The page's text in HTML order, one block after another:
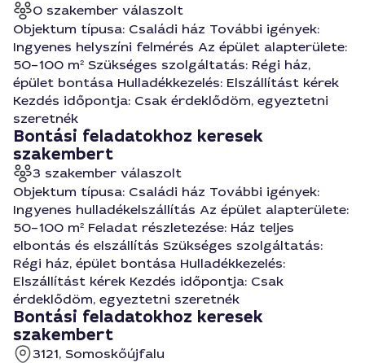
0 szakember válaszolt
Objektum típusa: Családi ház További igények:
Ingyenes helyszíni felmérés Az épület alapterülete:
50–100 m² Szükséges szolgáltatás: Régi ház,
épület bontása Hulladékkezelés: Elszállítást kérek
Kezdés időpontja: Csak érdeklődöm, egyeztetni
szeretnék
Bontási feladatokhoz keresek
szakembert
3 szakember válaszolt
Objektum típusa: Családi ház További igények:
Ingyenes hulladékelszállítás Az épület alapterülete:
50–100 m² Feladat részletezése: Ház teljes
elbontás és elszállítás Szükséges szolgáltatás:
Régi ház, épület bontása Hulladékkezelés:
Elszállítást kérek Kezdés időpontja: Csak
érdeklődöm, egyeztetni szeretnék
Bontási feladatokhoz keresek
szakembert
3121, Somoskőújfalu